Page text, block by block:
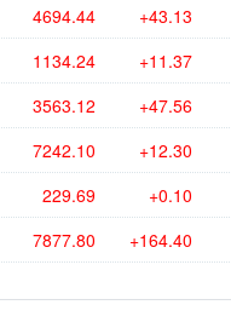
4694.44 +43.13
1134.24 +11.37
3563.12 +47.56
7242.10 +12.30
229.69 +0.10
7877.80 +164.40